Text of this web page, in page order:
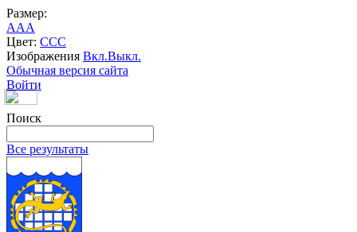
Размер:
AAA
Цвет: CCC
Изображения Вкл.Выкл.
Обычная версия сайта
Войти
Поиск
Все результаты